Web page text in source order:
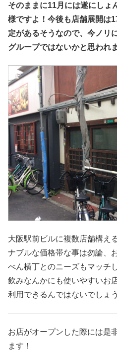
そのままに11月には遂にしょ
様ですよ！今後も店舗展開は
定があるそうなので、今ノリ
グループではないかと思われ
大阪駅前ビルに複数店舗構え
ナブルな価格帯な事は勿論、
べん横丁とのニーズもマッチ
飲みなんかにも使いやすいお
利用できるんではないでしょ
お店がオープンした際には是
ます！